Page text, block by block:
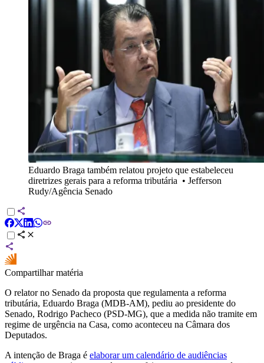
Eduardo Braga também relatou projeto que estabeleceu
diretrizes gerais para a reforma tributária • Jefferson
Rudy/Agência Senado
Compartilhar matéria
O relator no Senado da proposta que regulamenta a reforma
tributária, Eduardo Braga (MDB-AM), pediu ao presidente do
Senado, Rodrigo Pacheco (PSD-MG), que a medida não tramite em
regime de urgência na Casa, como aconteceu na Câmara dos
Deputados.
A intenção de Braga é elaborar um calendário de audiências